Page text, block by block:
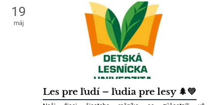
19
máj
Les pre ľudí – ľudia pre lesy 🌲💚